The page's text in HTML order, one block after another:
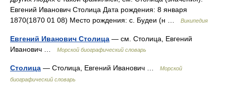
Евгений Иванович Столица Дата рождения: 8 января
1870(1870 01 08) Место рождения: с. Будеи (н …
Википедия
Евгений Иванович Столица — см. Столица, Евгений
Иванович …
Морской биографический словарь
Столица — Столица, Евгений Иванович …
Морской
биографический словарь